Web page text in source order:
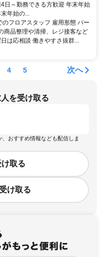
日～勤務できる方歓迎 年末年始
年始の...
フロアスタッフ 雇用形態 パー
商品整理や清掃、レジ接客など
は応相談 働きやすさ抜群...
4 5 次へ
を受け取る
、おすすめ情報なども配信しま
取る
け取る